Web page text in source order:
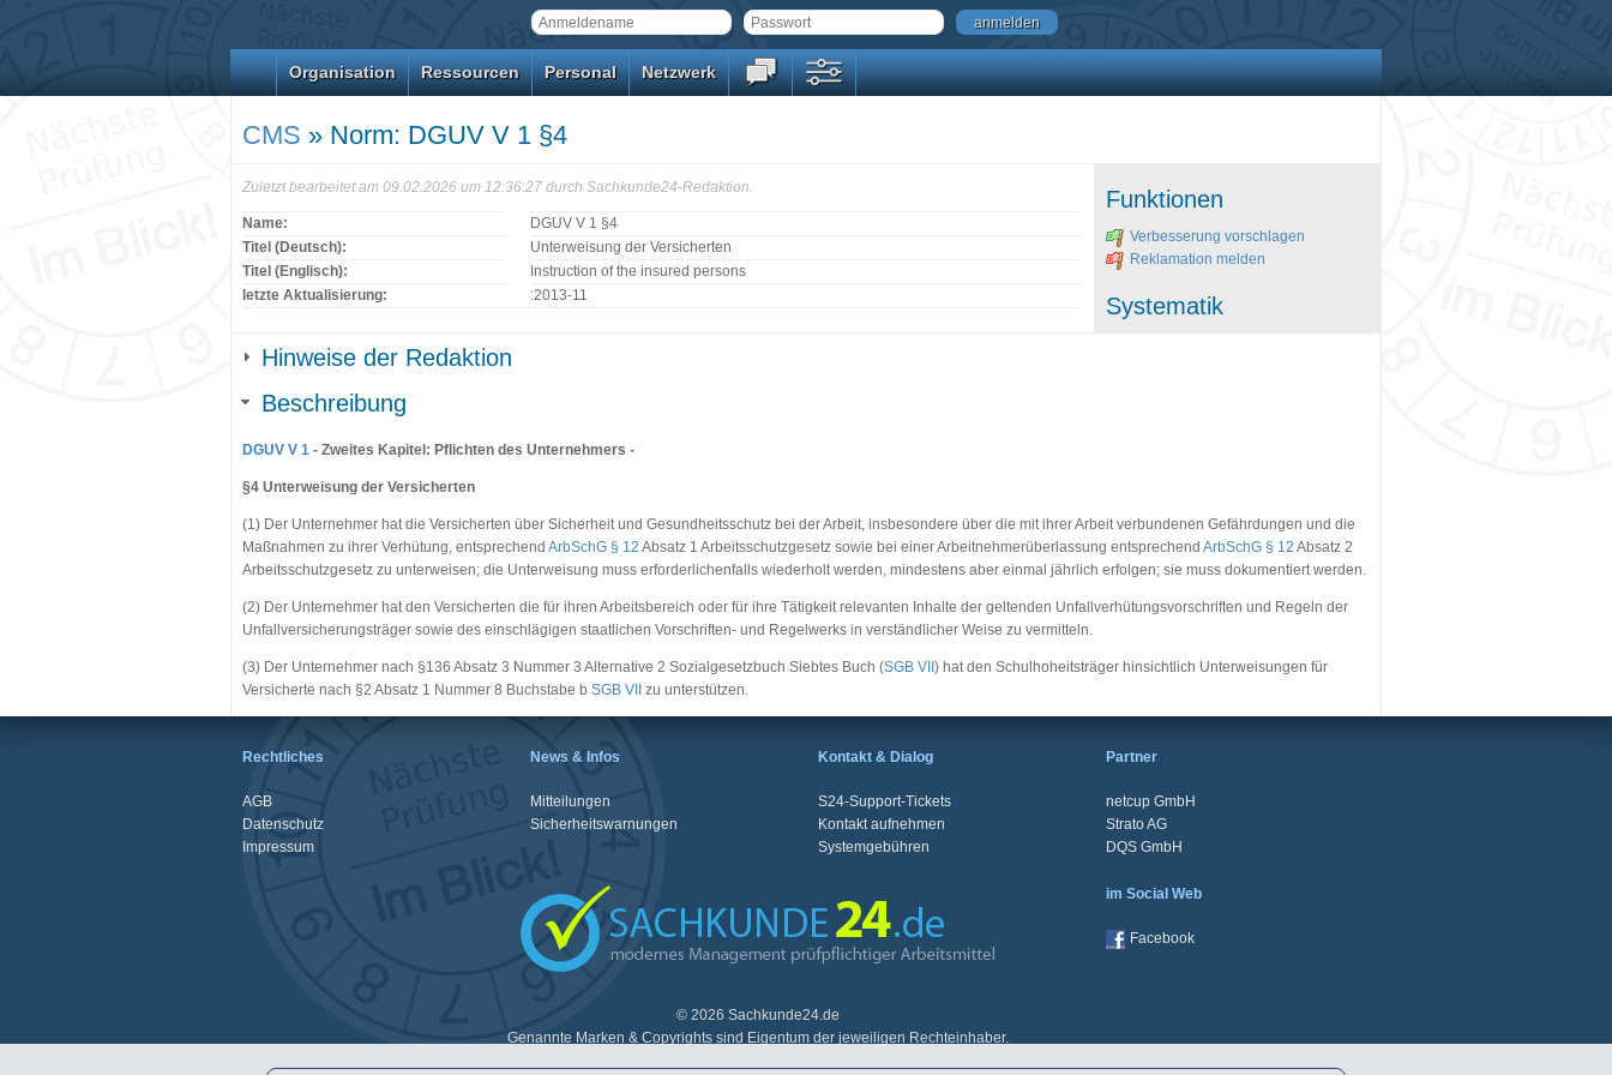
anmelden
Organisation Ressourcen Personal Netzwerk
CMS » Norm: DGUV V 1 §4
Zuletzt bearbeitet am 09.02.2026 um 12:36:27 durch Sachkunde24-Redaktion.
Name:
DGUV V 1 §4
Titel (Deutsch):
Unterweisung der Versicherten
Titel (Englisch):
Instruction of the insured persons
letzte Aktualisierung:
:2013-11
Funktionen
Verbesserung vorschlagen
Reklamation melden
Systematik
Hinweise der Redaktion
Beschreibung
DGUV V 1 - Zweites Kapitel: Pflichten des Unternehmers -
§4 Unterweisung der Versicherten
(1) Der Unternehmer hat die Versicherten über Sicherheit und Gesundheitsschutz bei der Arbeit, insbesondere über die mit ihrer Arbeit verbundenen Gefährdungen und die
Maßnahmen zu ihrer Verhütung, entsprechend ArbSchG § 12 Absatz 1 Arbeitsschutzgesetz sowie bei einer Arbeitnehmerüberlassung entsprechend ArbSchG § 12 Absatz 2
Arbeitsschutzgesetz zu unterweisen; die Unterweisung muss erforderlichenfalls wiederholt werden, mindestens aber einmal jährlich erfolgen; sie muss dokumentiert werden.
(2) Der Unternehmer hat den Versicherten die für ihren Arbeitsbereich oder für ihre Tätigkeit relevanten Inhalte der geltenden Unfallverhütungsvorschriften und Regeln der
Unfallversicherungsträger sowie des einschlägigen staatlichen Vorschriften- und Regelwerks in verständlicher Weise zu vermitteln.
(3) Der Unternehmer nach §136 Absatz 3 Nummer 3 Alternative 2 Sozialgesetzbuch Siebtes Buch (SGB VII ) hat den Schulhoheitsträger hinsichtlich Unterweisungen für
Versicherte nach §2 Absatz 1 Nummer 8 Buchstabe b SGB VII zu unterstützen.
Rechtliches
AGB
Datenschutz
Impressum
News & Infos
Mitteilungen
Sicherheitswarnungen
Kontakt & Dialog
S24-Support-Tickets
Kontakt aufnehmen
Systemgebühren
Partner
netcup GmbH
Strato AG
DQS GmbH
© 2026 Sachkunde24.de
Genannte Marken & Copyrights sind Eigentum der jeweiligen Rechteinhaber.
im Social Web
Facebook